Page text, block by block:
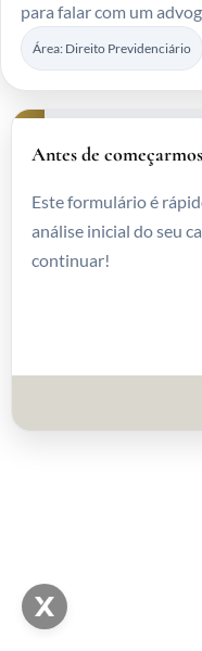
para falar com um
Área: Direito Previdenciário
Antes de
Este formulário é
análise inicial do seu
continuar!